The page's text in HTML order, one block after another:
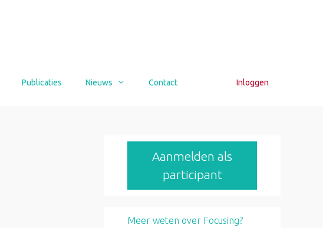
Publicaties Nieuws Contact Inloggen
Aanmelden als
participant
Meer weten over Focusing?